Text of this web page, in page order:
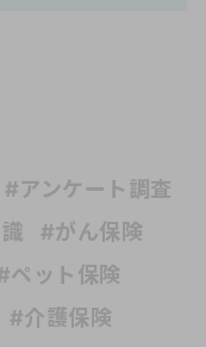
#アンケート調査
#がん保険
ペット保険
#介護保険